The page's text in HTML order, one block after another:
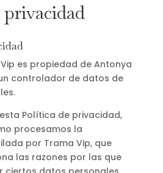
es propiedad de Antonya
un controlador de datos de
Política de privacidad,
procesamos la
por Trama Vip, que
las razones por las que